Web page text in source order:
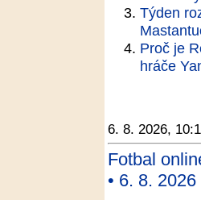
Týden
Proč je
hráče
6. 8. 2026,
Fotbal
• 6. 8.